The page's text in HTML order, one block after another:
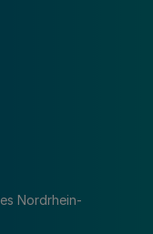
Nordrhein-